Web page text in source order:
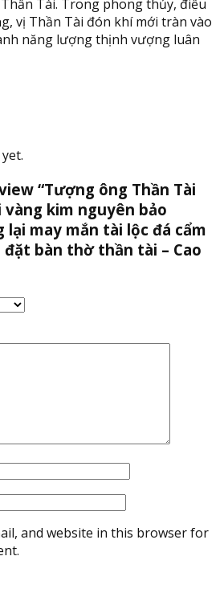
Tài. Trong phong thủy, điều
vị Thần Tài đón khí mới tràn vào
năng lượng thịnh vượng luân
“Tượng ông Thần Tài
kim nguyên bảo
may mắn tài lộc đá cẩm
bàn thờ thần tài – Cao
and website in this browser for